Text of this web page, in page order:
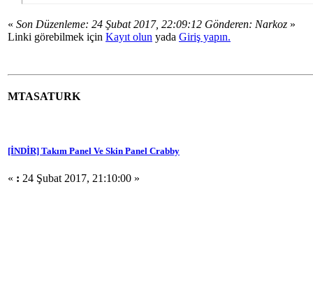
« Son Düzenleme: 24 Şubat 2017, 22:09:12 Gönderen: Narkoz »
Linki görebilmek için Kayıt olun yada Giriş yapın.
MTASATURK
[İNDİR] Takım Panel Ve Skin Panel Crabby
« : 24 Şubat 2017, 21:10:00 »